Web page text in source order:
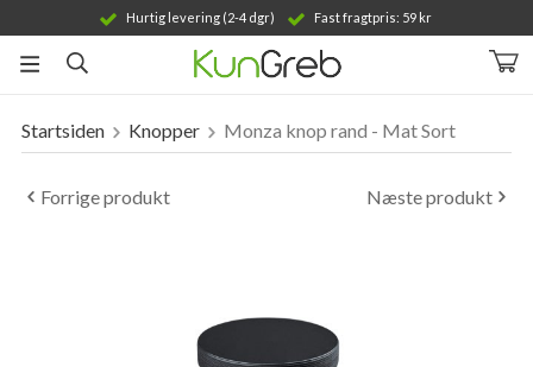
Hurtig levering (2-4 dgr) Fast fragtpris: 59 kr
Produktet er blevet tilføjet til din indkøbskurv
Startsiden Knopper Monza knop rand - Mat Sort
Forrige produkt Næste produkt